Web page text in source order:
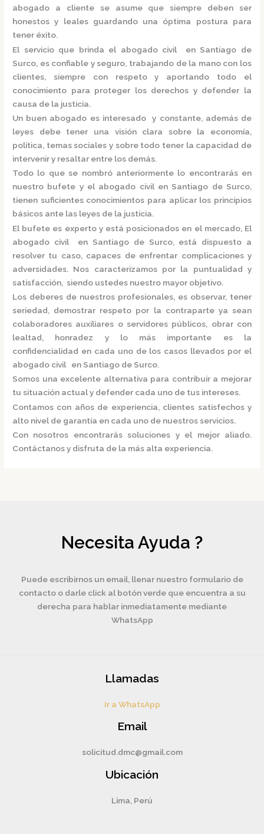
abogado a cliente se asume que siempre deben ser
honestos y leales guardando una óptima postura para
tener éxito.
El servicio que brinda el abogado civil en Santiago de
Surco, es confiable y seguro, trabajando de la mano con los
clientes, siempre con respeto y aportando todo el
conocimiento para proteger los derechos y defender la
causa de la justicia.
Un buen abogado es interesado y constante, además de
leyes debe tener una visión clara sobre la economía,
política, temas sociales y sobre todo tener la capacidad de
intervenir y resaltar entre los demás.
Todo lo que se nombró anteriormente lo encontrarás en
nuestro bufete y el abogado civil en Santiago de Surco,
tienen suficientes conocimientos para aplicar los principios
básicos ante las leyes de la justicia.
El bufete es experto y está posicionados en el mercado, El
abogado civil en Santiago de Surco, está
dispuesto a
resolver tu caso, capaces de enfrentar complicaciones y
adversidades. Nos caracterizamos por la puntualidad y
satisfacción, siendo ustedes nuestro mayor objetivo.
Los deberes de nuestros profesionales, es observar, tener
seriedad, demostrar respeto por la contraparte ya sean
colaboradores auxiliares o servidores públicos, obrar con
lealtad, honradez y lo más importante es la
confidencialidad en cada uno de los casos llevados por el
abogado civil en Santiago de Surco.
Somos una excelente alternativa para contribuir a mejorar
tu situación actual y defender cada uno de tus intereses.
Contamos con años de experiencia, clientes satisfechos y
alto nivel de garantía en cada uno de nuestros servicios.
Con nosotros encontrarás soluciones y el mejor aliado.
Contáctanos y disfruta de la más alta experiencia.
Necesita Ayuda ?
Puede escribirnos un email, llenar nuestro formulario de
contacto o darle click al botón verde que encuentra a su
derecha para hablar inmediatamente mediante
WhatsApp
Llamadas
Ir a WhatsApp
Email
solicitud.dmc@gmail.com
Ubicación
Lima, Perú